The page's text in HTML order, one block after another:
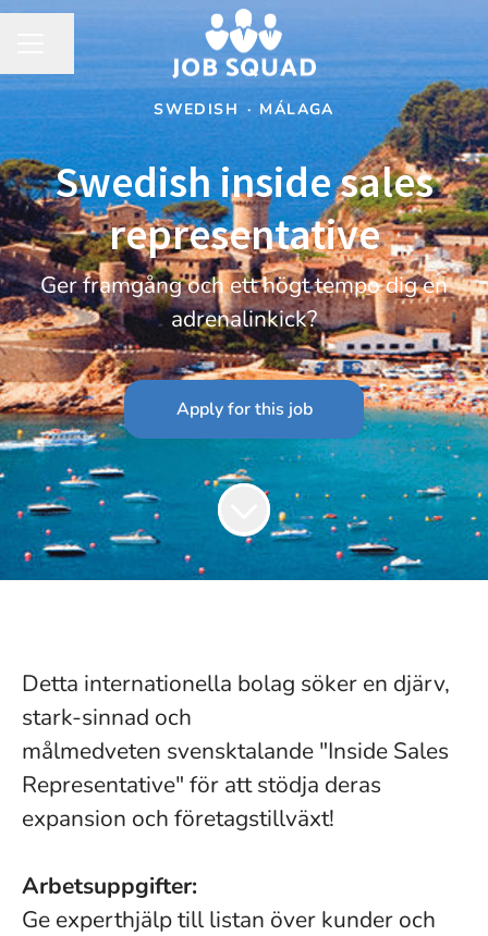
CAREER MENU
Share page
SWEDISH · MÁLAGA
Swedish inside sales
representative
Ger framgång och ett högt tempo dig en
adrenalinkick?
Apply for this job
Detta internationella bolag söker en djärv,
stark-sinnad och
målmedveten svensktalande "Inside Sales
Representative" för att stödja deras
expansion och företagstillväxt!
Arbetsuppgifter:
Ge experthjälp till listan över kunder och